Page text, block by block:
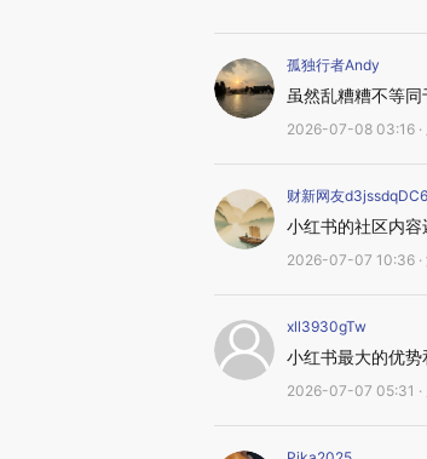
孤独行者Andy
虽然乱糟糟不等
2026-07-08 03:16 ·
财新网友
小红书的社区内容
2026-07-07 10:36 ·
xll3930gTw
小红书最大的优
2026-07-07 05:31 ·